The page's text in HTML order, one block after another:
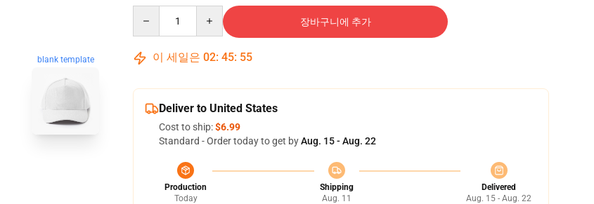
blank template
장바구니에 추가
이 세일은 02: 45: 54
Deliver to United States
Cost to ship:$6.99
Standard - Order today to get byAug. 15 - Aug. 22
Production
Today
Shipping
Aug. 11
Delivered
Aug. 15 - Aug. 22